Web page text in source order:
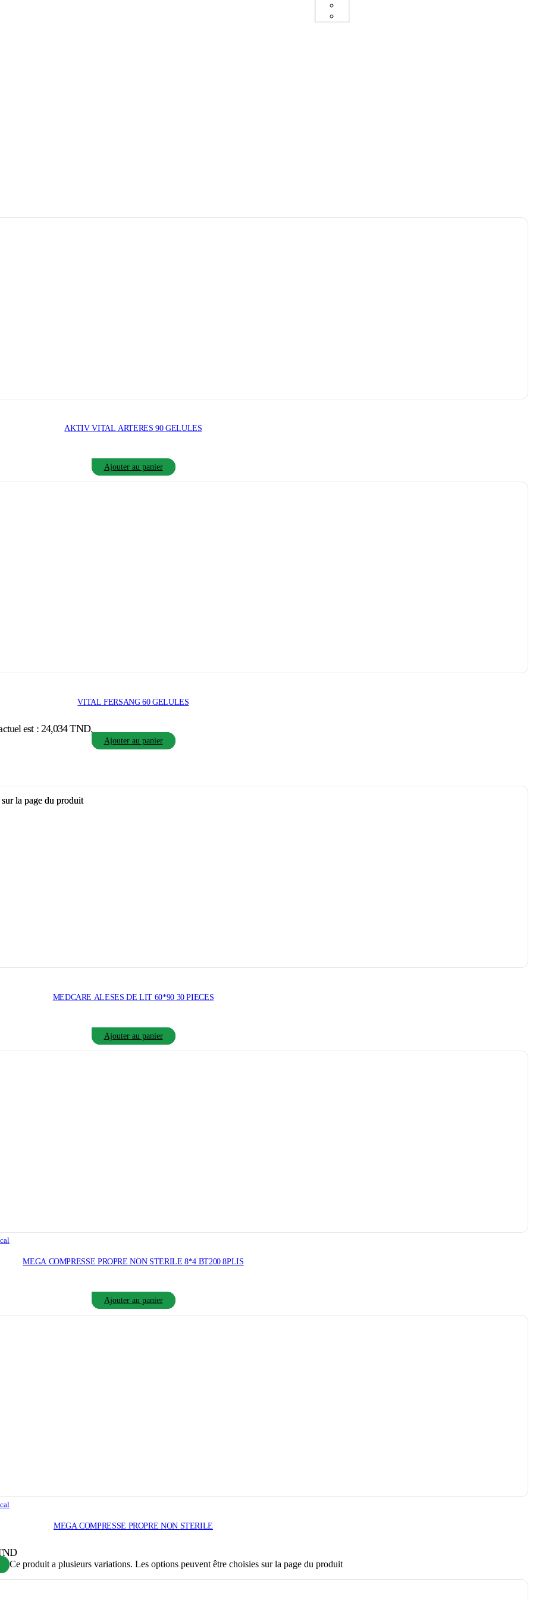
AKTIV VITAL ARTERES 90 GELULES
Ajouter au panier
VITAL FERSANG 60 GELULES
est : 24,034 TND.
Ajouter au panier
MEDCARE ALESES DE LIT 60*90 30 PIECES
Ajouter au panier
MEGA COMPRESSE PROPRE NON STERILE 8*4 BT200 8PLIS
Ajouter au panier
la page du produit
MEGA COMPRESSE PROPRE NON STERILE
Ce produit a plusieurs variations. Les options peuvent être choisies sur la page du produit
la page du produit